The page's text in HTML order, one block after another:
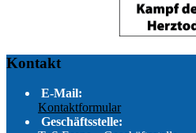
Kontakt
E-Mail:
Kontaktformular
Geschäftsstelle: